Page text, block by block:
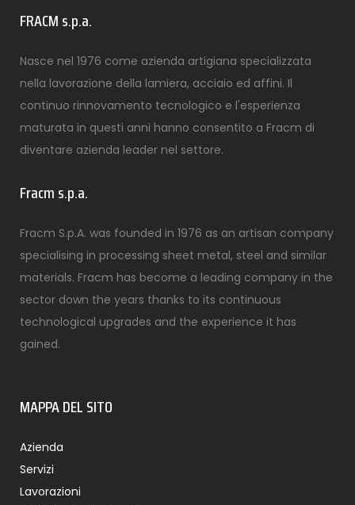
FRACM s.p.a.
Nasce nel 1976 come azienda artigiana specializzata
nella lavorazione della lamiera, acciaio ed affini. Il
continuo rinnovamento tecnologico e l'esperienza
maturata in questi anni hanno consentito a Fracm di
diventare azienda leader nel settore.
Fracm s.p.a.
Fracm S.p.A. was founded in 1976 as an artisan company
specialising in processing sheet metal, steel and similar
materials. Fracm has become a leading company in the
sector down the years thanks to its continuous
technological upgrades and the experience it has
gained.
MAPPA DEL SITO
Azienda
Servizi
Lavorazioni